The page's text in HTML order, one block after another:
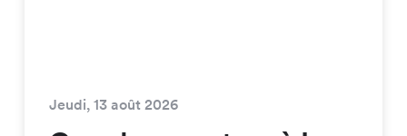
Jeudi, 13 août 2026